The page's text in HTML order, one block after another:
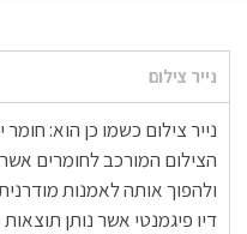
נייר צילום
נייר צילום כשמו כן הוא:
הצילום המורכב לחומרים
ולהפוך אותה לאמנות
דיו פיגמנטי אשר נותן